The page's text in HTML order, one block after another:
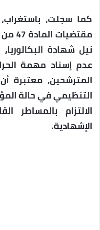
كما سجلت،
نيل شهادة
عدم إسناد مهمة
المترشحين، معتبرة
التنظيمي في حالة
الالتزام بالمساطر
الإشهادية.